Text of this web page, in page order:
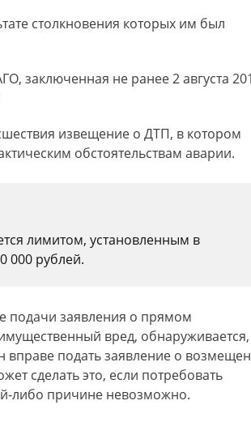
столкновения которых им был
заключенная не ранее 2 августа
извещение о ДТП, в котором
обстоятельствам аварии.
лимитом, установленным в
000 рублей.
подачи заявления о прямом
вред, обнаруживается,
подать заявление о
сделать это, если потребовать
либо причине невозможно.